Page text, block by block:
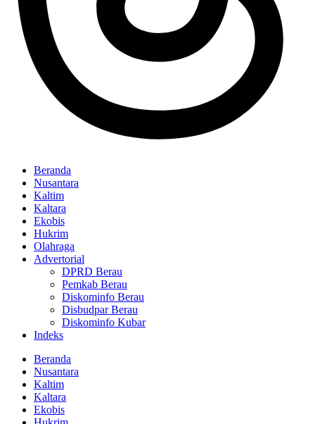
Beranda
Nusantara
Kaltim
Kaltara
Ekobis
Hukrim
Olahraga
Advertorial
DPRD Berau
Pemkab Berau
Diskominfo Berau
Disbudpar Berau
Diskominfo Kubar
Indeks
Beranda
Nusantara
Kaltim
Kaltara
Ekobis